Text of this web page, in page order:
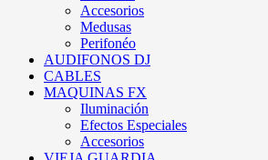
Accesorios
Medusas
Perifonéo
AUDIFONOS DJ
CABLES
MAQUINAS FX
Iluminación
Efectos Especiales
Accesorios